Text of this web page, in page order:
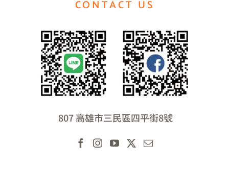
CONTACT US
807 高雄市三民區四平街8號